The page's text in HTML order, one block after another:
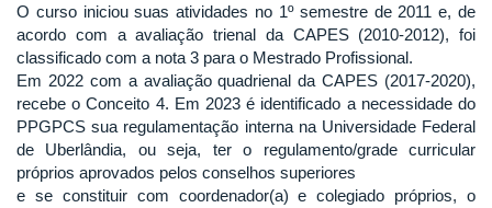
O curso iniciou suas atividades no 1º semestre de 2011 e, de
acordo com a avaliação trienal da CAPES (2010‐2012), foi
classificado com a nota 3 para o Mestrado Profissional.
Em 2022 com a avaliação quadrienal da CAPES (2017‐2020),
recebe o Conceito 4. Em 2023 é identificado a necessidade do
PPGPCS sua regulamentação interna na Universidade Federal
de Uberlândia, ou seja, ter o regulamento/grade curricular
próprios aprovados pelos conselhos superiores
e se constituir com coordenador(a) e colegiado próprios, o